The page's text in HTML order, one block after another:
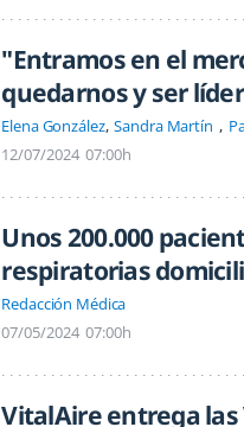
"Entramos en el
quedarnos y ser
Elena González Sandra Martín
12/07/2024 07:00h
Unos 200.000
respiratorias
Redacción Médica
07/05/2024 07:00h
VitalAire entrega las